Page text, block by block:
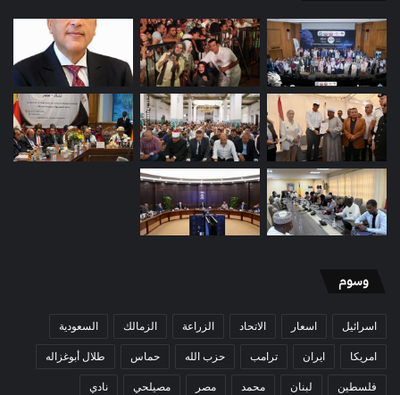
وسوم
اسرائيل اسعار الاتحاد الزراعة الزمالك السعودية
امريكا ايران ترامب حزب الله حماس طلال أبوغزاله
فلسطين لبنان محمد مصر مصيلحي نادي